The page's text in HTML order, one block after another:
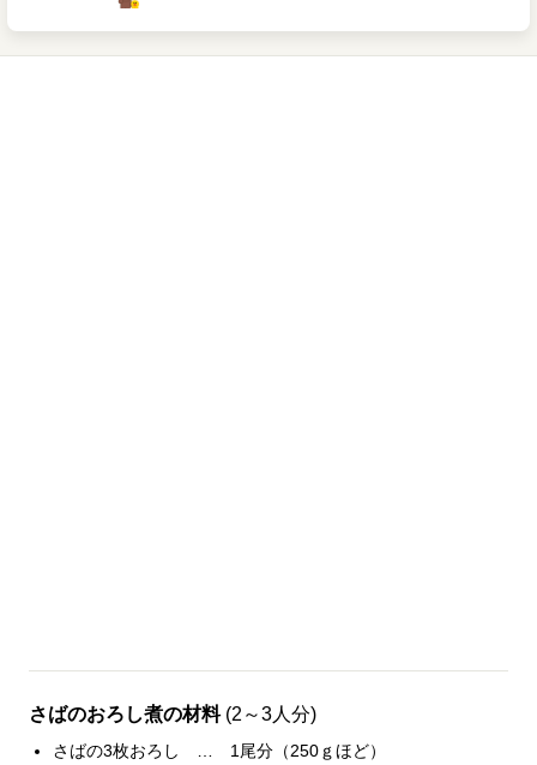
さばのおろし煮の材料 (2～3人分)
さばの3枚おろし … 1尾分（250ｇほど）